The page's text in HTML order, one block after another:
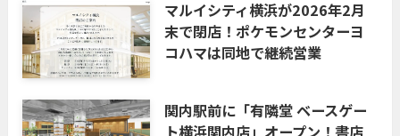
マルイシティ横浜が2026年2月
末で閉店！ポケモンセンターヨ
コハマは同地で継続営業
関内駅前に「有隣堂 ベースゲー
ト横浜関内店」オープン！書店